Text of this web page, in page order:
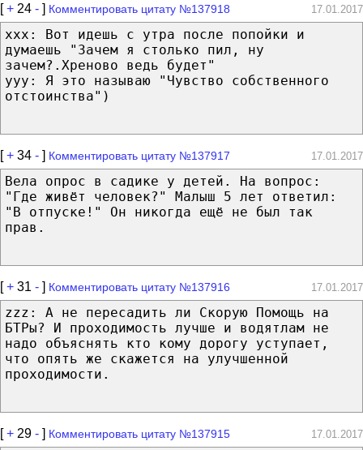
[+ 24 - ] Комментировать цитату №137918 17.01.2017
xxx: Вот идешь с утра после попойки и
думаешь "Зачем я столько пил, ну
зачем?.Хреново ведь будет"
yyy: Я это называю "Чувство собственного
отстоинства")
[+ 34 - ] Комментировать цитату №137917 17.01.2017
Вела опрос в садике у детей. На вопрос:
"Где живёт человек?" Малыш 5 лет ответил:
"В отпуске!" Он никогда ещё не был так
прав.
[+ 31 - ] Комментировать цитату №137916 17.01.2017
zzz: А не пересадить ли Скорую Помощь на
БТРы? И проходимость лучше и водятлам не
надо объяснять кто кому дорогу уступает,
что опять же скажется на улучшенной
проходимости.
[+ 29 - ] Комментировать цитату №137915 17.01.2017